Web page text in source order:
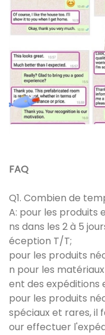
FAQ
Q1. Combien de
A: pour les produits
ns dans les 2 à 5
éception T/T;
pour les produits
n pour les
ent des expéditions
pour les produits
spéciaux et rares, il
our effectuer